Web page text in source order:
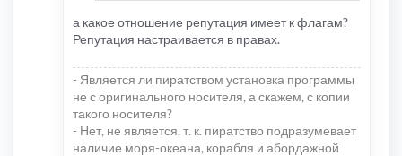
а какое отношение репутация имеет к флагам?
Репутация настраивается в правах.
- Является ли пиратством установка программы
не с оригинального носителя, а скажем, с копии
такого носителя?
- Нет, не является, т. к. пиратство подразумевает
наличие моря-океана, корабля и абордажной